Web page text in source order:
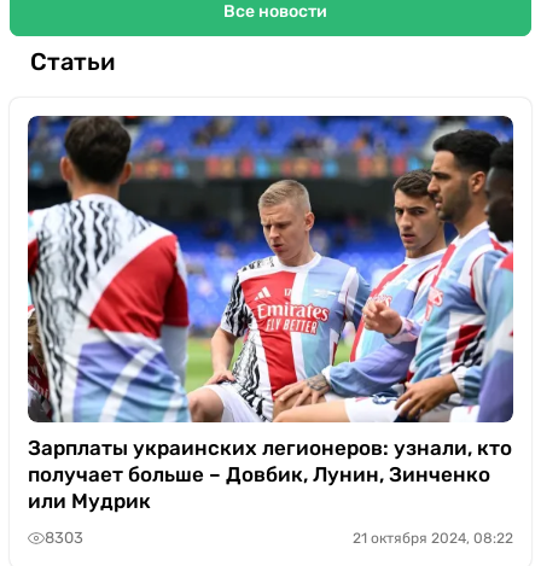
Все новости
Статьи
Зарплаты украинских легионеров: узнали, кто
получает больше – Довбик, Лунин, Зинченко
или Мудрик
8303 21 октября 2024, 08:22